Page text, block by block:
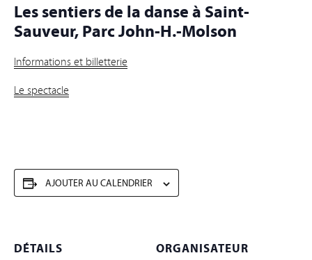
Les sentiers de la danse à Saint-
Sauveur, Parc John-H.-Molson
Informations et billetterie
Le spectacle
AJOUTER AU CALENDRIER
DÉTAILS ORGANISATEUR